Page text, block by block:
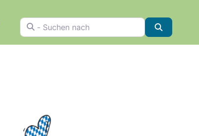
- Suchen nach